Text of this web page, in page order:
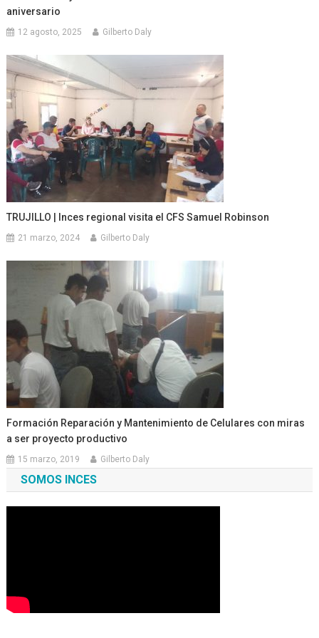
aniversario
12 agosto, 2025 Gilberto Daly
TRUJILLO | Inces regional visita el CFS Samuel Robinson
21 marzo, 2024 Gilberto Daly
Formación Reparación y Mantenimiento de Celulares con miras
a ser proyecto productivo
15 marzo, 2019 Gilberto Daly
SOMOS INCES